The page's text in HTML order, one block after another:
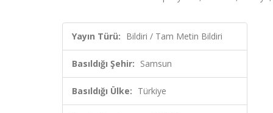
Yayın Türü: Bildiri / Tam Metin Bildiri
Basıldığı Şehir: Samsun
Basıldığı Ülke: Türkiye